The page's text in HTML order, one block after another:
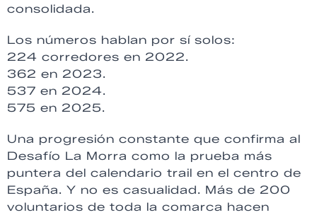
consolidada.
Los números hablan por sí solos:
224 corredores en 2022.
362 en 2023.
537 en 2024.
575 en 2025.
Una progresión constante que confirma al
Desafío La Morra como la prueba más
puntera del calendario trail en el centro de
España. Y no es casualidad. Más de 200
voluntarios de toda la comarca hacen